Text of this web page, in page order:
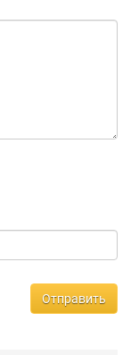
Отправить